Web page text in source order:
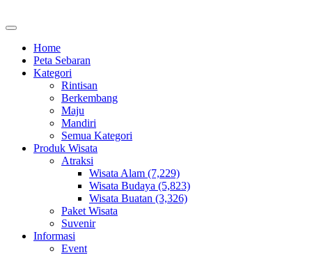
Home
Peta Sebaran
Kategori
Rintisan
Berkembang
Maju
Mandiri
Semua Kategori
Produk Wisata
Atraksi
Wisata Alam (7,229)
Wisata Budaya (5,823)
Wisata Buatan (3,326)
Paket Wisata
Suvenir
Informasi
Event